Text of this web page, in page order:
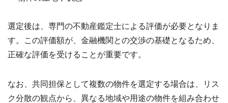
選定後は、専門の不動産鑑定士による評価が必要となりま
す。この評価額が、金融機関との交渉の基礎となるため、
正確な評価を受けることが重要です。
なお、共同担保として複数の物件を選定する場合は、リス
ク分散の観点から、異なる地域や用途の物件を組み合わせ